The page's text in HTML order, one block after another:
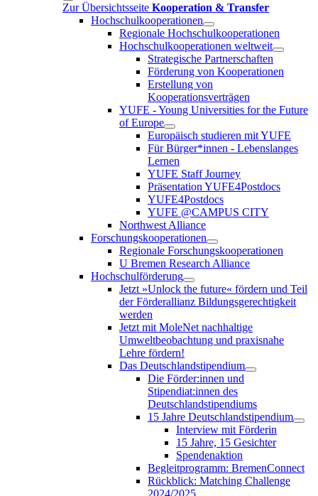
Zur Übersichtsseite Kooperation & Transfer
Hochschulkooperationen
Regionale Hochschulkooperationen
Hochschulkooperationen weltweit
Strategische Partnerschaften
Förderung von Kooperationen
Erstellung von
Kooperationsverträgen
YUFE - Young Universities for the Future
of Europe
Europäisch studieren mit YUFE
Für Bürger*innen - Lebenslanges
Lernen
YUFE Staff Journey
Präsentation YUFE4Postdocs
YUFE4Postdocs
YUFE @CAMPUS CITY
Northwest Alliance
Forschungskooperationen
Regionale Forschungskooperationen
U Bremen Research Alliance
Hochschulförderung
Jetzt »Unlock the future« fördern und Teil
der Förderallianz Bildungsgerechtigkeit
werden
Jetzt mit MoleNet nachhaltige
Umweltbeobachtung und praxisnahe
Lehre fördern!
Das Deutschlandstipendium
Die Förder:innen und
Stipendiat:innen des
Deutschlandstipendiums
15 Jahre Deutschlandstipendium
Interview mit Förderin
15 Jahre, 15 Gesichter
Spendenaktion
Begleitprogramm: BremenConnect
Rückblick: Matching Challenge
2024/2025